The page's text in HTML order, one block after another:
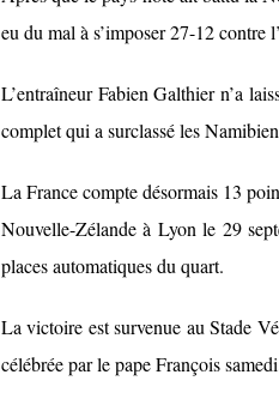
eu du mal à s’imposer 27-12 contre
L’entraîneur Fabien Galthier n’a
complet qui a surclassé les
La France compte désormais 13
Nouvelle-Zélande à Lyon le 29
places automatiques du quart.
La victoire est survenue au Stade
célébrée par le pape François